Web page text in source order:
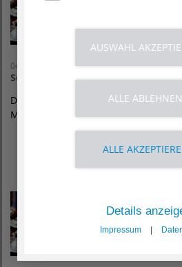
04. Oktober 2026
Sonntagsbrunch Oktober
Der Sonntagsbrunch findet immer
Monats statt
AUSWAHL
ALLE ABLEHNEN
ALLE
Details
Impressum |